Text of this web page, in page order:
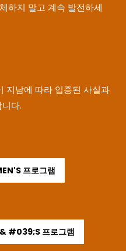
하지 말고 계속 발전하세
지남에 따라 입증된 사실과
다.
프로그램
#039;S 프로그램